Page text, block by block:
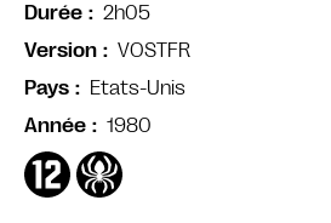
Durée
2h05
Version
VOSTFR
Pays
Etats-Unis
Année
1980